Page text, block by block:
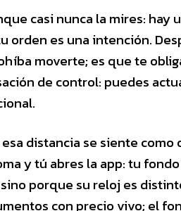
casi nunca la mires:
orden es una intención.
moverte; es que te
de control: puedes
distancia se siente
y tú abres la app: tu
porque su reloj es
con precio vivo; el